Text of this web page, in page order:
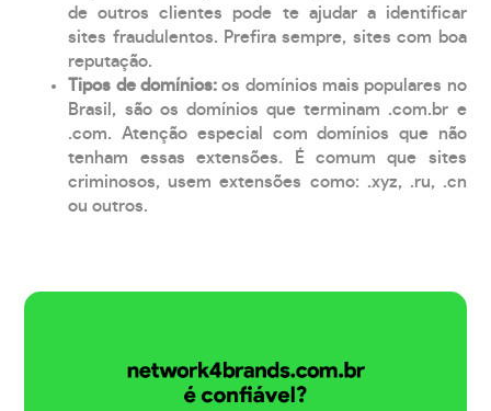
de outros clientes pode te ajudar a identificar
sites fraudulentos. Prefira sempre, sites com boa
reputação.
Tipos de domínios:os domínios mais populares no
Brasil, são os domínios que terminam .com.br e
.com. Atenção especial com domínios que não
tenham essas extensões. É comum que sites
criminosos, usem extensões como: .xyz, .ru, .cn
ou outros.